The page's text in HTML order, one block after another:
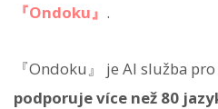
『Ondoku』 .
『Ondoku』 je AI služba
podporuje více než 80